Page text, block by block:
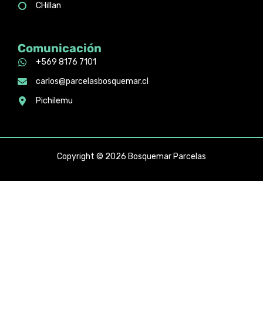
CHillan
Comunicación
+569 8176 7101
carlos@parcelasbosquemar.cl
Pichilemu
Copyright © 2026 Bosquemar Parcelas